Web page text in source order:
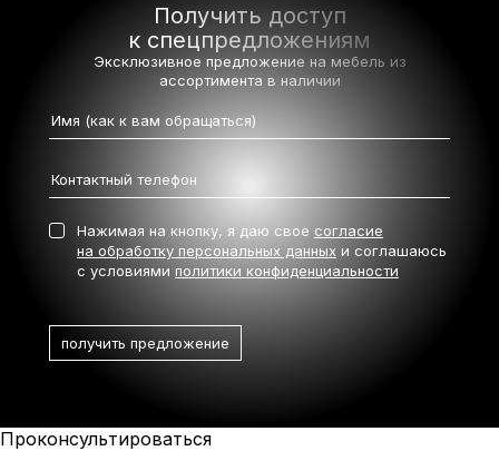
Получить доступ
к спецпредложениям
Эксклюзивное предложение на мебель из
ассортимента в наличии
Нажимая на кнопку, я даю свое согласие
на обработку персональных данных и соглашаюсь
с условиями политики конфиденциальности
Проконсультироваться